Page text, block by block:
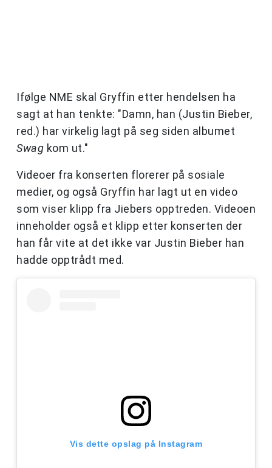
Ifølge NME skal Gryffin etter hendelsen ha
sagt at han tenkte: "Damn, han (Justin Bieber,
red.) har virkelig lagt på seg siden albumet
Swag kom ut."
Videoer fra konserten florerer på sosiale
medier, og også Gryffin har lagt ut en video
som viser klipp fra Jiebers opptreden. Videoen
inneholder også et klipp etter konserten der
han får vite at det ikke var Justin Bieber han
hadde opptrådt med.
Vis dette opslag på Instagram